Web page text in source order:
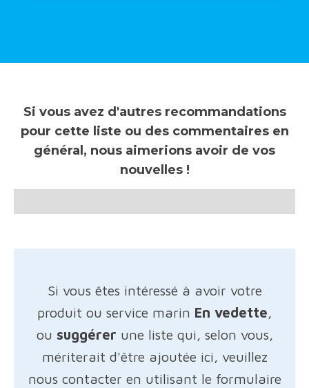
Si vous avez d'autres recommandations
pour cette liste ou des commentaires en
général, nous aimerions avoir de vos
nouvelles !
Si vous êtes intéressé à avoir votre
produit ou service marin En vedette,
ou suggérer une liste qui, selon vous,
mériterait d'être ajoutée ici, veuillez
nous contacter en utilisant le formulaire